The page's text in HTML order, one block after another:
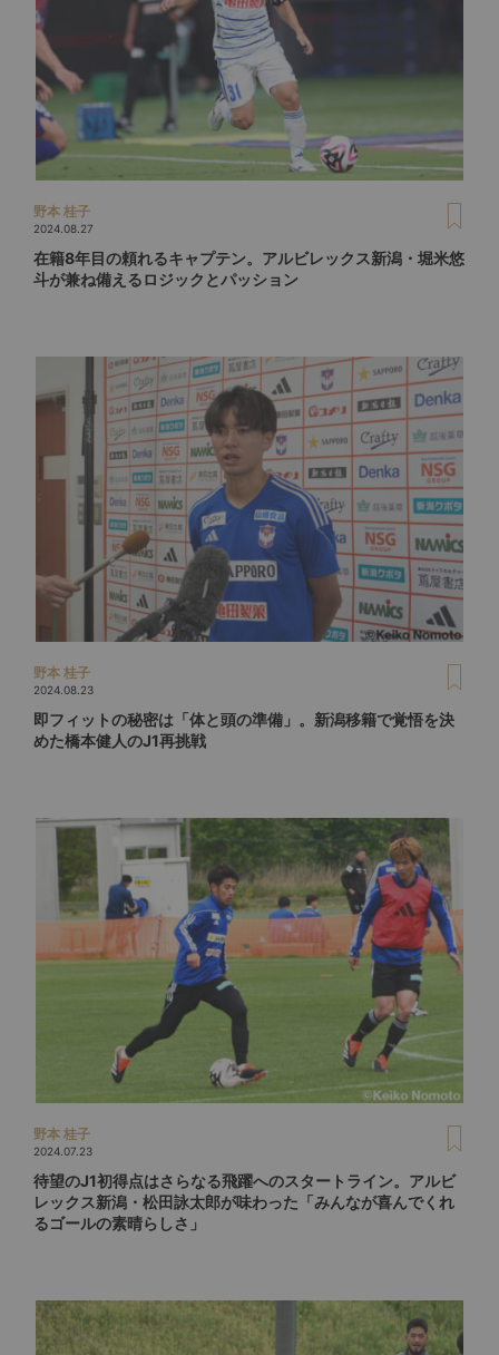
野本 桂子
2024.08.27
在籍8年目の頼れるキャプテン。アルビレックス新潟・堀米悠
斗が兼ね備えるロジックとパッション
野本 桂子
2024.08.23
即フィットの秘密は「体と頭の準備」。新潟移籍で覚悟を決
めた橋本健人のJ1再挑戦
野本 桂子
2024.07.23
待望のJ1初得点はさらなる飛躍へのスタートライン。アルビ
レックス新潟・松田詠太郎が味わった「みんなが喜んでくれ
るゴールの素晴らしさ」